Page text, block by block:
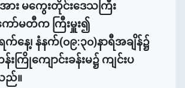
ား မကွေးတိုင်းဒေသကြီး
ော်မတီက ကြီးမှူး၍
က်နေ့၊ နံနက်(၀၉:၃၀)နာရီအချိန်၌
ကြိုကျောင်းခန်းမ၌ ကျင်းပ
ည်။